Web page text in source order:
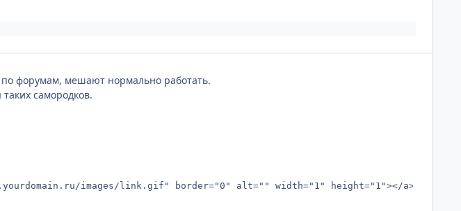
форумам, мешают нормально работать.
самородков.
images/link.gif" border="0" alt="" width="1" height="1"></a>